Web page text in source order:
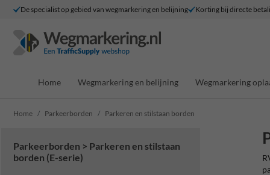
De specialist op gebied van wegmarkering en belijning Korting bij directe
Home Wegmarkering en belijning Wegmarkering
Home Parkeerborden Parkeren en stilstaan borden
Parkeerborden > Parkeren en stilstaan
borden (E-serie)